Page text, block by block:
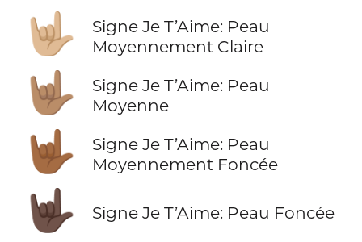
🤟🏼
Signe Je T’Aime: Peau
Moyennement Claire
🤟🏽
Signe Je T’Aime: Peau
Moyenne
🤟🏾
Signe Je T’Aime: Peau
Moyennement Foncée
🤟🏿 Signe Je T’Aime: Peau Foncée